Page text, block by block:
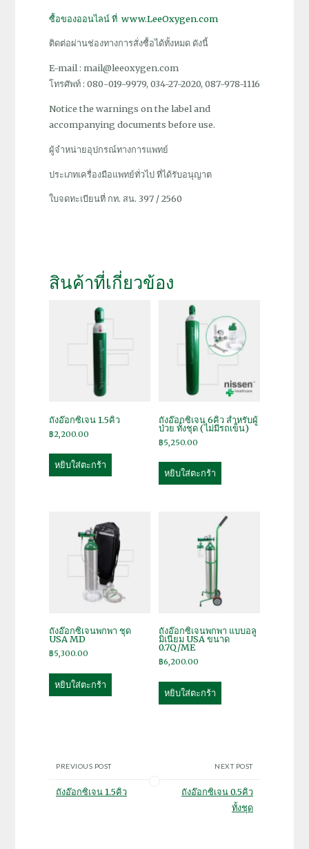
ซื้อของออนไลน์ ที่ www.LeeOxygen.com
ติดต่อผ่านช่องทางการสั่งซื้อได้ทั้งหมด ดังนี้
E-mail : mail@leeoxygen.com
โทรศัพท์ : 080-019-9979, 034-27-2020, 087-978-1116
Notice the warnings on the label and
accompanying documents before use.
ผู้จำหน่ายอุปกรณ์ทางการแพทย์
ประเภทเครื่องมือแพทย์ทั่วไป ที่ได้รับอนุญาต
ใบจดทะเบียนที่ กท. สน. 397 / 2560
สินค้าที่เกี่ยวข้อง
ถังอ๊อกซิเจน 1.5คิว
฿2,200.00
หยิบใส่ตะกร้า
ถังอ๊อกซิเจน 6คิว สำหรับผู้
ป่วย ทั้งชุด (ไม่มีรถเข็น)
฿5,250.00
หยิบใส่ตะกร้า
ถังอ๊อกซิเจนพกพา ชุด
USA MD
฿5,300.00
หยิบใส่ตะกร้า
ถังอ๊อกซิเจนพกพา แบบอลู
มิเนียม USA ขนาด
0.7Q/ME
฿6,200.00
หยิบใส่ตะกร้า
PREVIOUS POST
ถังอ๊อกซิเจน 1.5คิว
NEXT POST
ถังอ๊อกซิเจน 0.5คิว
ทั้งชุด